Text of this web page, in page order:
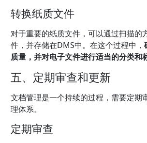
转换纸质文件
对于重要的纸质文件，可以通过扫描的
件，并存储在DMS中。在这个过程中，
质量，并对电子文件进行适当的分类和
五、定期审查和更新
文档管理是一个持续的过程，需要定期
理体系。
定期审查